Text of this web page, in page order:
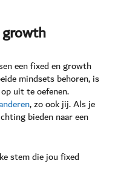
een fixed en growth
mindsets behoren, is
uit te oefenen.
, zo ook jij. Als je
bieden naar een
stem die jou fixed